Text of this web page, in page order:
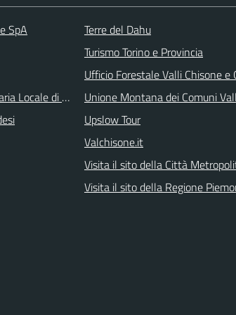
SpA
Locale di Collegno e Pinerolo
Terre del Dahu
Turismo Torino e Provincia
Ufficio Forestale Valli Chisone e
Unione Montana dei Comuni
Upslow Tour
Valchisone.it
Visita il sito della Città
Visita il sito della Regione